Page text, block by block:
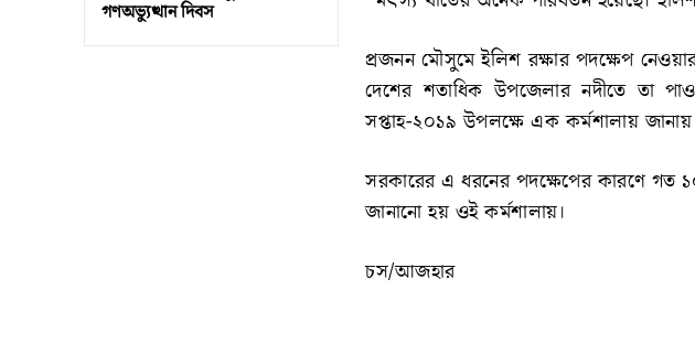
গণঅভ্যুত্থান দিবস
প্রজনন মৌসুমে ইলিশ রক্ষার পদক্ষেপ
দেশের শতাধিক উপজেলার নদীতে তা
সপ্তাহ-২০১৯ উপলক্ষে এক কর্মশালায় জানায়
সরকারের এ ধরনের পদক্ষেপের কারণে গত
জানানো হয় ওই কর্মশালায়।
চস/আজহার